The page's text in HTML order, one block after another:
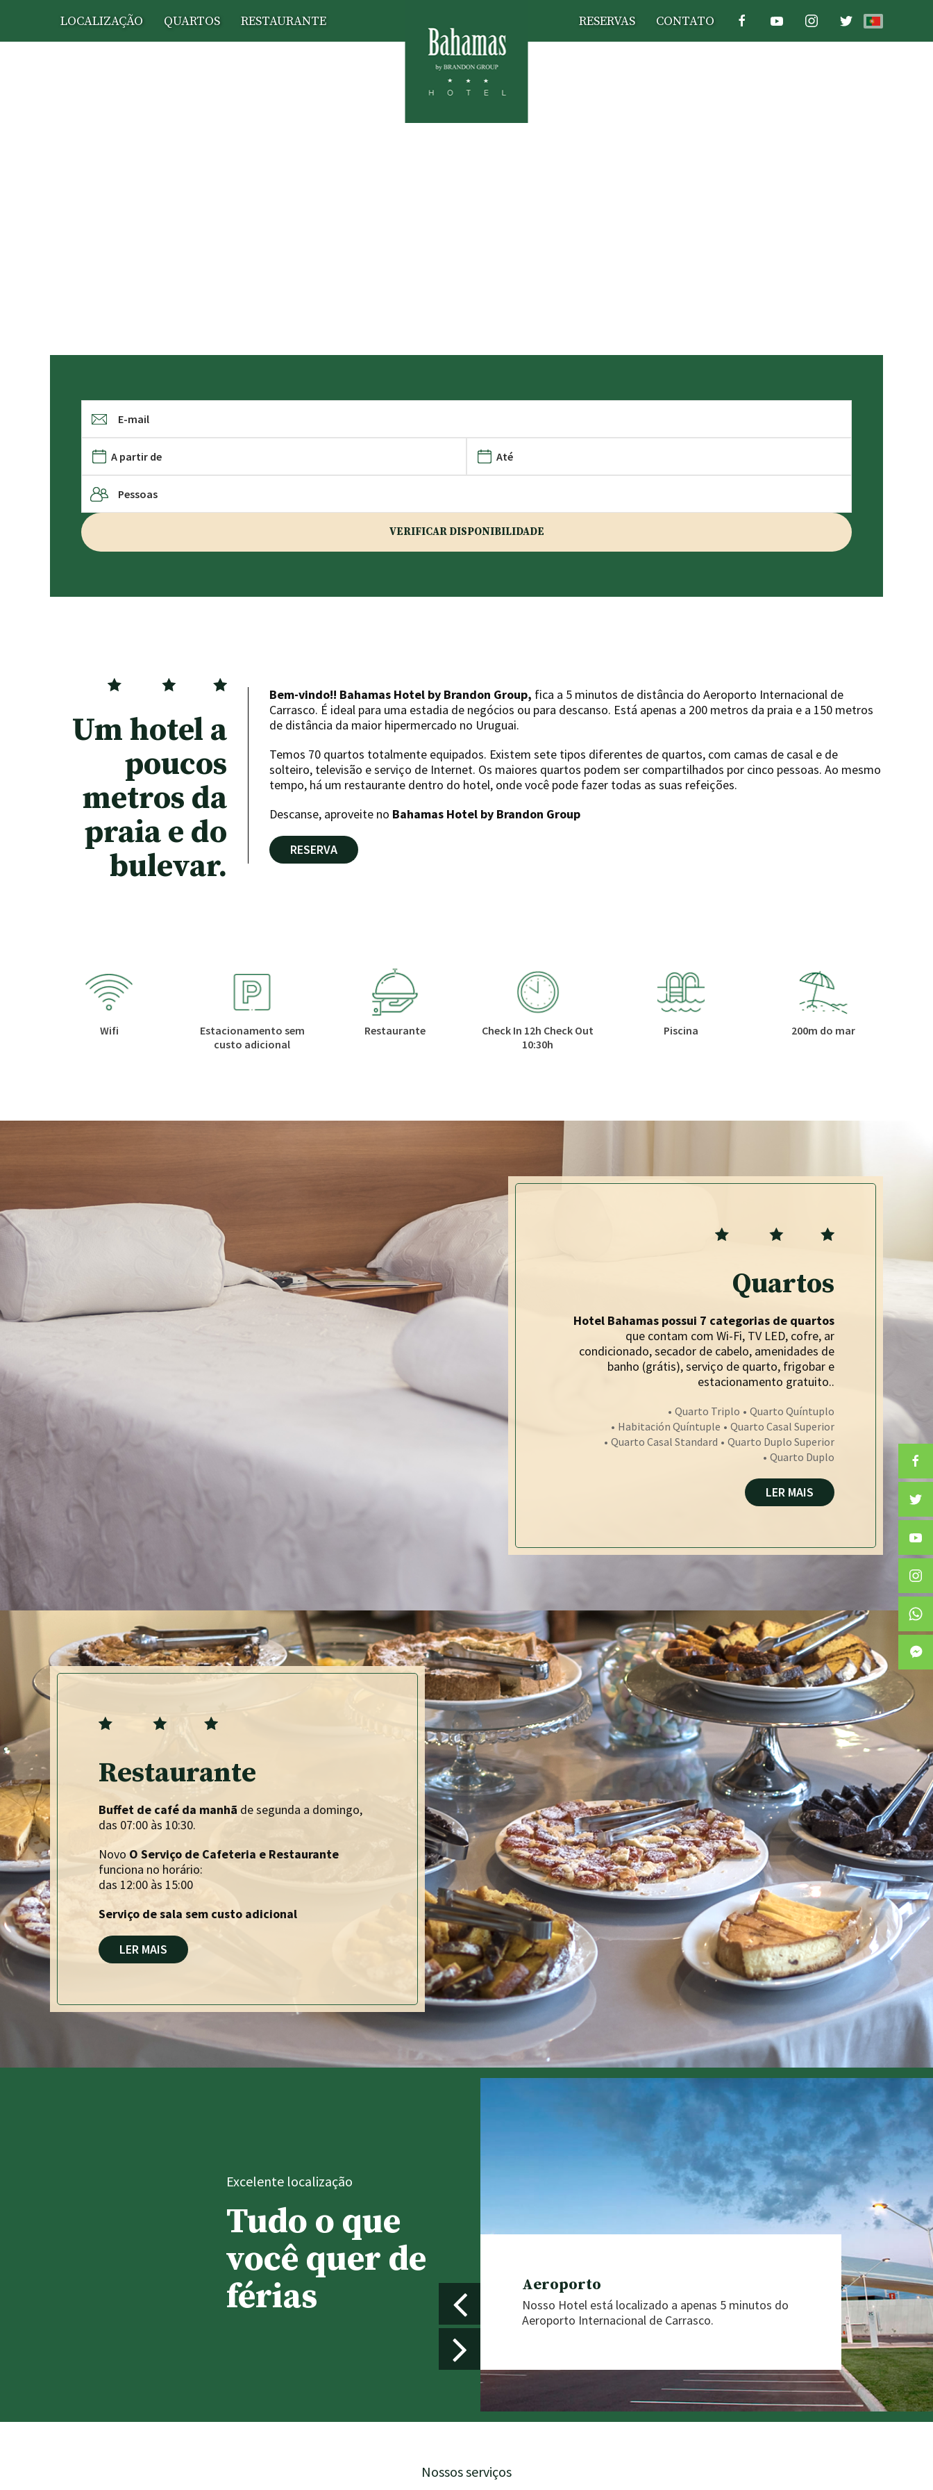
LOCALIZAÇÃO QUARTOS RESTAURANTE RESERVAS CONTATO
VERIFICAR DISPONIBILIDADE
Um hotel a
poucos
metros da
praia e do
bulevar.
Bem-vindo!! Bahamas Hotel by Brandon Group, fica a 5 minutos de distância do Aeroporto Internacional de
Carrasco. É ideal para uma estadia de negócios ou para descanso. Está apenas a 200 metros da praia e a 150 metros
de distância da maior hipermercado no Uruguai.
Temos 70 quartos totalmente equipados. Existem sete tipos diferentes de quartos, com camas de casal e de
solteiro, televisão e serviço de Internet. Os maiores quartos podem ser compartilhados por cinco pessoas. Ao mesmo
tempo, há um restaurante dentro do hotel, onde você pode fazer todas as suas refeições.
Descanse, aproveite no Bahamas Hotel by Brandon Group
RESERVA
Wifi
Estacionamento sem
custo adicional
Restaurante
Check In 12h Check Out
10:30h
Piscina 200m do mar
Quartos
Hotel Bahamas possui 7 categorias de quartos
que contam com Wi-Fi, TV LED, cofre, ar
condicionado, secador de cabelo, amenidades de
banho (grátis), serviço de quarto, frigobar e
estacionamento gratuito..
Quarto Triplo
Quarto Quíntuplo
Habitación Quíntuple
Quarto Casal Superior
Quarto Casal Standard
Quarto Duplo Superior
Quarto Duplo
LER MAIS
Restaurante
Buffet de café da manhã de segunda a domingo,
das 07:00 às 10:30.
Novo O Serviço de Cafeteria e Restaurante
funciona no horário:
das 12:00 às 15:00
Serviço de sala sem custo adicional
LER MAIS
Excelente localização
Tudo o que
você quer de
férias
Aeroporto
Nosso Hotel está localizado a apenas 5 minutos do
Aeroporto Internacional de Carrasco.
Nossos serviços